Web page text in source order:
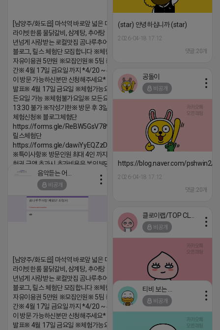
[남양주/화도읍] 마석역 바로앞 넓은 매장과, 프
라이빗한룸 물닭갈비, 삼계탕, 추어탕 맛집 10
년넘게 사랑받는 로컬맛집 곰나루추어탕에서
블로그, 릴스 체험단 모집합니다 ※체험메뉴※
자유이용권 5만원 ※모집인원※ 5팀 ※모집기
간※ 4월 17일 금요일 까지 *4/20 ~ 4/26 사
이 방문 가능하신분만 신청해주세요* ※체험단
발표※ 4월 17일 금요일 ※체험가능요일※ 모
든요일 가능 ※체험불가요일※ 모든요일 12 ~
13:30 불가 ※작성기한※ 방문 후 3일 이내 ※
체험신청※ 블로그체험단
https://forms.gle/ReBW5GsV789ur2Pz6
릴스체험단
https://forms.gle/dawiYyEQZzDdqf8W8
※특이사항※ 방문인원 최대 4인 까지 가능 체
험권 금액 초과시 초과비용은 본인부담입니다.
2026-04-18 17:13
(star) 안녕하십니까 (star)
2026-04-18 17:12
댓글:20개
공돌이
비공개
https://blog.naver.com/pshwin2/
2026-04-18 17:12
댓글:20개
비공개
[남양주/화도읍] 마석역 바로앞 넓은 매장과, 프
라이빗한룸 물닭갈비, 삼계탕, 추어탕 맛집 10
년넘게 사랑받는 로컬맛집 곰나루추어탕에서
블로그, 릴스 체험단 모집합니다 ※체험메뉴※
자유이용권 5만원 ※모집인원※ 5팀 ※모집기
간※ 4월 17일 금요일 까지 *4/20 ~ 4/26 사
이 방문 가능하신분만 신청해주세요* ※체험단
발표※ 4월 17일 금요일 ※체험가능요일※ 모
비공개
2026-04-18 17:05
비공개